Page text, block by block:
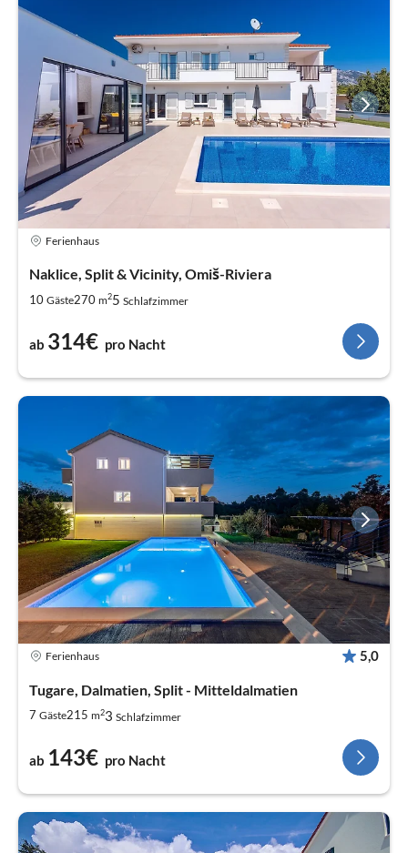
Ferienhaus
Naklice, Split & Vicinity, Omiš-Riviera
10 Gäste270 m25 Schlafzimmer
ab 314€ pro Nacht
Ferienhaus 5,0
Tugare, Dalmatien, Split - Mitteldalmatien
7 Gäste215 m23 Schlafzimmer
ab 143€ pro Nacht